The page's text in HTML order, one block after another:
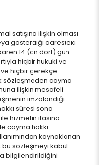
satışına ilişkin olması
gösterdiği adresteki
14 (on dört) gün
hiçbir hukuki ve
hiçbir gerekçe
sözleşmeden cayma
ilişkin mesafeli
imzalandığı
süresi sona
hizmetin ifasına
cayma hakkı
kaynaklanan
bu sözleşmeyi kabul
bilgilendirildiğini